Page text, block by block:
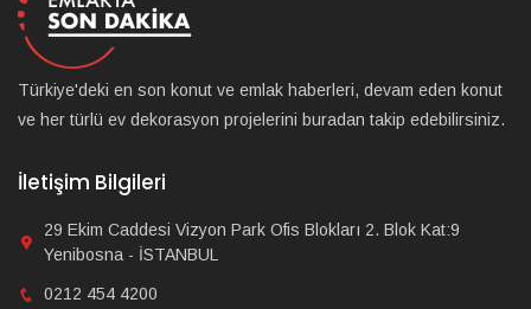
Türkiye'deki en son konut ve emlak haberleri, devam eden konut
ve her türlü ev dekorasyon projelerini buradan takip edebilirsiniz.
İletişim Bilgileri
29 Ekim Caddesi Vizyon Park Ofis Blokları 2. Blok Kat:9
Yenibosna - İSTANBUL
0212 454 4200